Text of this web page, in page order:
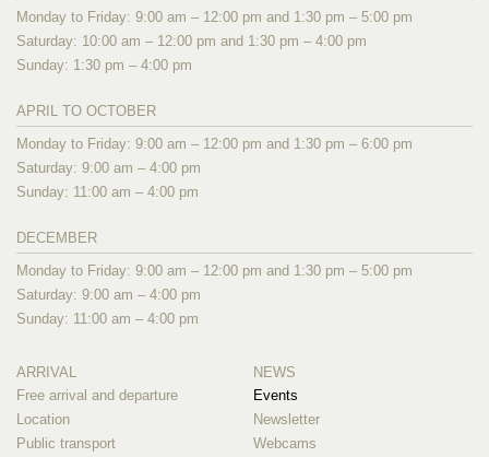
Monday to Friday: 9:00 am – 12:00 pm and 1:30 pm – 5:00 pm
Saturday: 10:00 am – 12:00 pm and 1:30 pm – 4:00 pm
Sunday: 1:30 pm – 4:00 pm
APRIL TO OCTOBER
Monday to Friday: 9:00 am – 12:00 pm and 1:30 pm – 6:00 pm
Saturday: 9:00 am – 4:00 pm
Sunday: 11:00 am – 4:00 pm
DECEMBER
Monday to Friday: 9:00 am – 12:00 pm and 1:30 pm – 5:00 pm
Saturday: 9:00 am – 4:00 pm
Sunday: 11:00 am – 4:00 pm
ARRIVAL
Free arrival and departure
Location
Public transport
NEWS
Events
Newsletter
Webcams